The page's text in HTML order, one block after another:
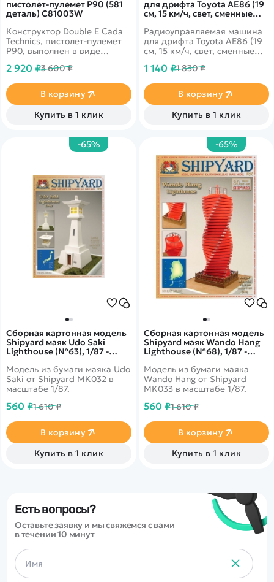
пистолет-пулемет P90 (581
деталь) C81003W
Конструктор Double E Cada
Technics, пистолет-пулемет
P90, выполнен в виде
пулемета FN P90.
2 920 ₽3 600 ₽
В корзину
Купить в 1 клик
для дрифта Toyota AE86 (19
см, 15 км/ч, свет, сменные
White
Радиоуправляемая машина
для дрифта Toyota AE86 (19
см, 15 км/ч, свет, сменные
это машина, которая
Она имеет полный привод и
выполненная в масштабе
1 140 ₽1 830 ₽
В корзину
Купить в 1 клик
-65%
Сборная картонная модель
Shipyard маяк Udo Saki
Lighthouse (№63), 1/87 -
Модель из бумаги маяка Udo
Saki от Shipyard MK032 в
масштабе 1/87.
560 ₽1 610 ₽
В корзину
Купить в 1 клик
-65%
Сборная картонная модель
Shipyard маяк Wando Hang
Lighthouse (№68), 1/87 -
Модель из бумаги маяка
Wando Hang от Shipyard
MK033 в масштабе 1/87.
560 ₽1 610 ₽
В корзину
Купить в 1 клик
Есть вопросы?
Оставьте заявку и мы свяжемся с вами
в течении 10 минут